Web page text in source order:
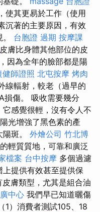
使其更易於工作（使用
沉著的主要原因，有效
台胞證 過期 按摩課
皮膚比身體其他部位的皮
因為全年的臉部都是陽
健師證照 北屯按摩 烤肉
線輻射，較老（過早的
損傷。 吸收需要幾分
感覺很輕，沒有令人不
陽光增強了黑色素的產
斑。 外燴公司 竹北博
輕質質地，可靠和廣泛
檔案 台中按摩 多個過濾
提供有效甚至提供保
膚類型，尤其是組合油
中心 我們早已知道曬傷
1）消費者測試105、18